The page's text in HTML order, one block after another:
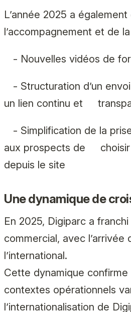
L’année 2025 a
l’accompagnement et de
- Nouvelles vidéos de
- Structuration d’un
un lien continu et
- Simplification de la
aux prospects de
depuis le site
Une dynamique de
En 2025, Digiparc a
commercial, avec
l’international.
Cette dynamique
contextes opérationnels
l’internationalisation de